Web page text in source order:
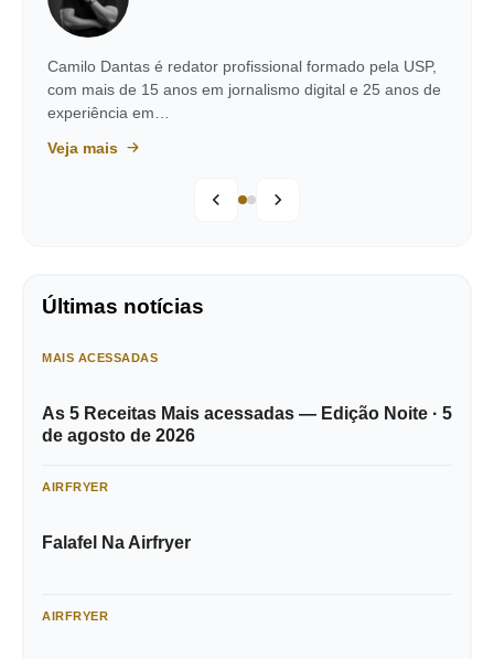
Camilo Dantas é redator profissional formado pela USP,
com mais de 15 anos em jornalismo digital e 25 anos de
experiência em…
Veja mais
Últimas notícias
MAIS ACESSADAS
As 5 Receitas Mais acessadas — Edição Noite · 5
de agosto de 2026
AIRFRYER
Falafel Na Airfryer
AIRFRYER